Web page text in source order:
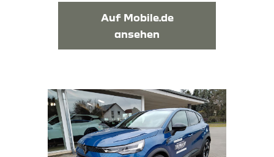
Auf Mobile.de
ansehen